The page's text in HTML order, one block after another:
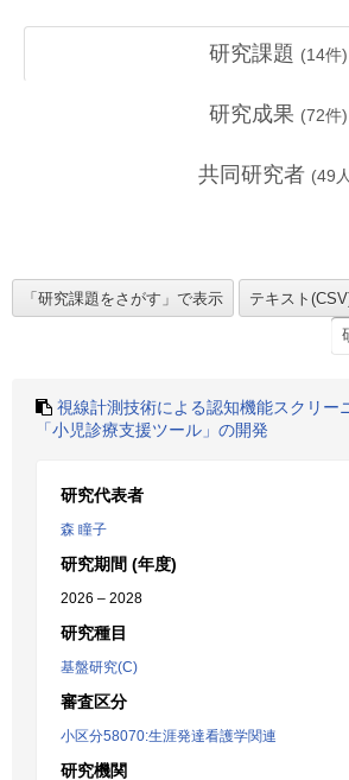
研究課題 (14件)
研究成果 (72件)
共同研究者 (49
視線計測技術による認知機能スクリー
「小児診療支援ツール」の開発
研究代表者
森 瞳子
研究期間 (年度)
2026 – 2028
研究種目
基盤研究(C)
審査区分
小区分58070:生涯発達看護学関連
研究機関